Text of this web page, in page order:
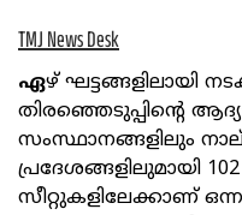
TMJ News Desk
ഏഴ് ഘട്ടങ്ങളിലായി
തിരഞ്ഞെടുപ്പിന്റെ
സംസ്ഥാനങ്ങളിലും
പ്രദേശങ്ങളിലുമായി
സീറ്റുകളിലേക്കാണ്